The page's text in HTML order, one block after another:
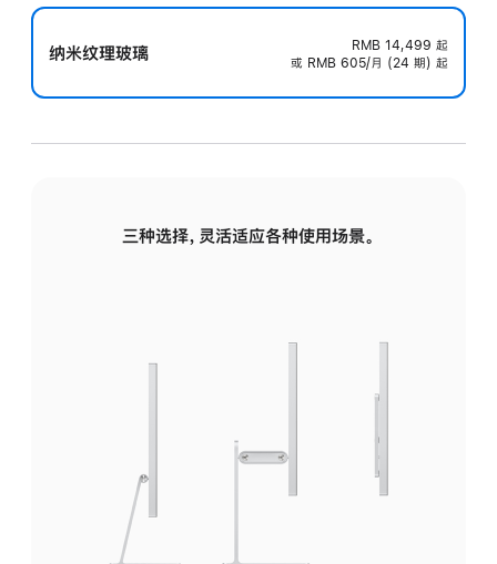
纳米纹理玻璃 RMB 14,499 起
或 RMB 605/月 (24 期) 起
三种选择，灵活适应各种使用场景。